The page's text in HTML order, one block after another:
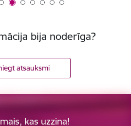
bija noderīga?
atsauksmi
kas uzzina!